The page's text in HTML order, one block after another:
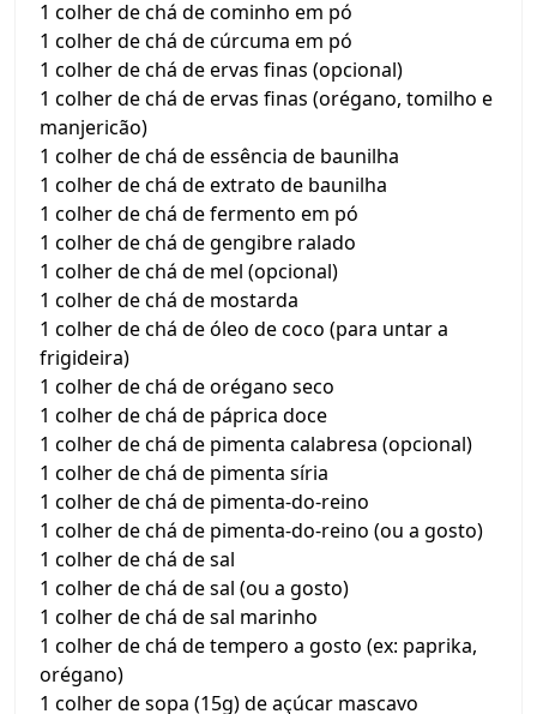
1 colher de chá de cominho em pó
1 colher de chá de cúrcuma em pó
1 colher de chá de ervas finas (opcional)
1 colher de chá de ervas finas (orégano, tomilho e
manjericão)
1 colher de chá de essência de baunilha
1 colher de chá de extrato de baunilha
1 colher de chá de fermento em pó
1 colher de chá de gengibre ralado
1 colher de chá de mel (opcional)
1 colher de chá de mostarda
1 colher de chá de óleo de coco (para untar a
frigideira)
1 colher de chá de orégano seco
1 colher de chá de páprica doce
1 colher de chá de pimenta calabresa (opcional)
1 colher de chá de pimenta síria
1 colher de chá de pimenta-do-reino
1 colher de chá de pimenta-do-reino (ou a gosto)
1 colher de chá de sal
1 colher de chá de sal (ou a gosto)
1 colher de chá de sal marinho
1 colher de chá de tempero a gosto (ex: paprika,
orégano)
1 colher de sopa (15g) de açúcar mascavo